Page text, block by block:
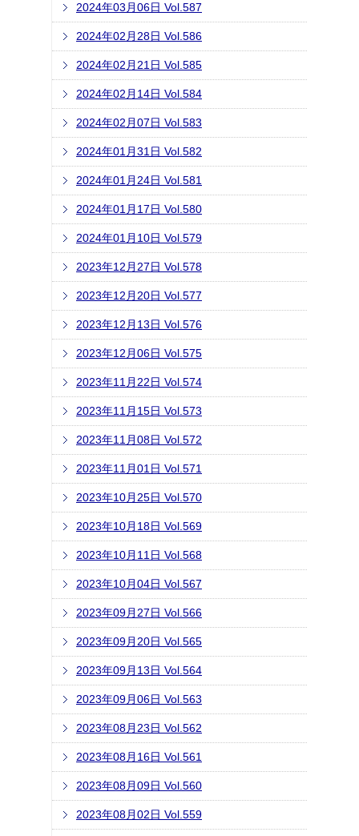
2024年03月06日 Vol.587
2024年02月28日 Vol.586
2024年02月21日 Vol.585
2024年02月14日 Vol.584
2024年02月07日 Vol.583
2024年01月31日 Vol.582
2024年01月24日 Vol.581
2024年01月17日 Vol.580
2024年01月10日 Vol.579
2023年12月27日 Vol.578
2023年12月20日 Vol.577
2023年12月13日 Vol.576
2023年12月06日 Vol.575
2023年11月22日 Vol.574
2023年11月15日 Vol.573
2023年11月08日 Vol.572
2023年11月01日 Vol.571
2023年10月25日 Vol.570
2023年10月18日 Vol.569
2023年10月11日 Vol.568
2023年10月04日 Vol.567
2023年09月27日 Vol.566
2023年09月20日 Vol.565
2023年09月13日 Vol.564
2023年09月06日 Vol.563
2023年08月23日 Vol.562
2023年08月16日 Vol.561
2023年08月09日 Vol.560
2023年08月02日 Vol.559